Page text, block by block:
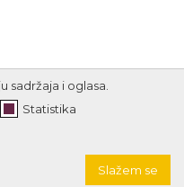
| code by ErdSoft
sadržaja i oglasa.
Statistika
Slažem se